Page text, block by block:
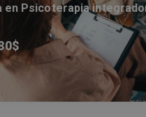
en Psicoterapia
$